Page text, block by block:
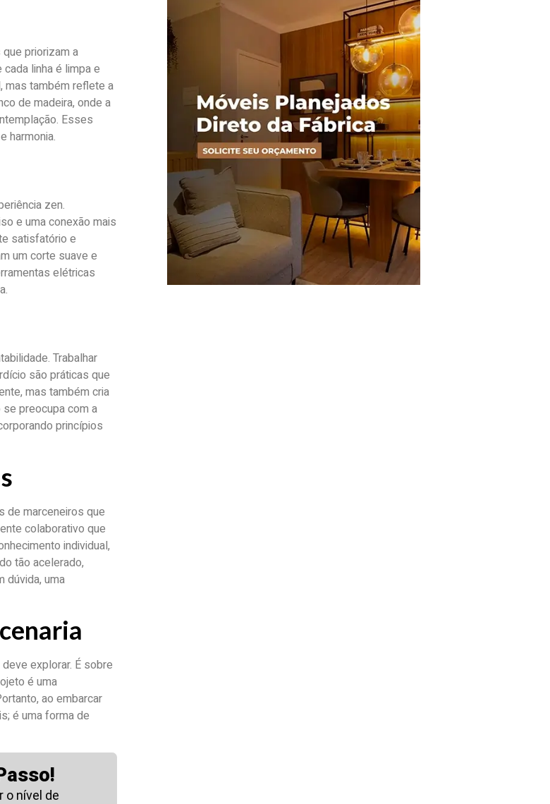
priorizam a
linha é limpa e
mas também reflete a
de madeira, onde a
Esses
harmonia.
zen.
e uma conexão mais
satisfatório e
um corte suave e
elétricas
Trabalhar
são práticas que
mas também cria
preocupa com a
princípios
de marceneiros que
colaborativo que
individual,
tão acelerado,
dúvida, uma
explorar. É sobre
é uma
ao embarcar
é uma forma de
o nível de